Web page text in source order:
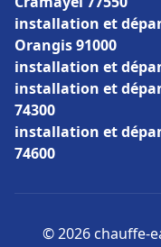
installation et
Orangis 91000
installation et
installation et
74300
installation et
74600
© 2026 chauffe-